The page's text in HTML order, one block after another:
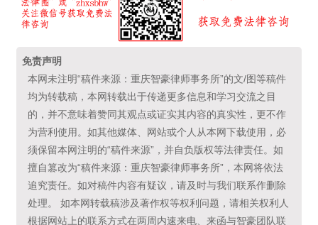
免责声明
本网未注明“稿件来源：重庆智豪律师事务所”的文/图等稿件
均为转载稿，本网转载出于传递更多信息和学习交流之目
的，并不意味着赞同其观点或证实其内容的真实性，更不作
为营利使用。如其他媒体、网站或个人从本网下载使用，必
须保留本网注明的“稿件来源”，并自负版权等法律责任。如
擅自篡改为“稿件来源：重庆智豪律师事务所”，本网将依法
追究责任。如对稿件内容有疑议，请及时与我们联系作删除
处理。 如本网转载稿涉及著作权等权利问题，请相关权利人
根据网站上的联系方式在两周内速来电、来函与智豪团队联